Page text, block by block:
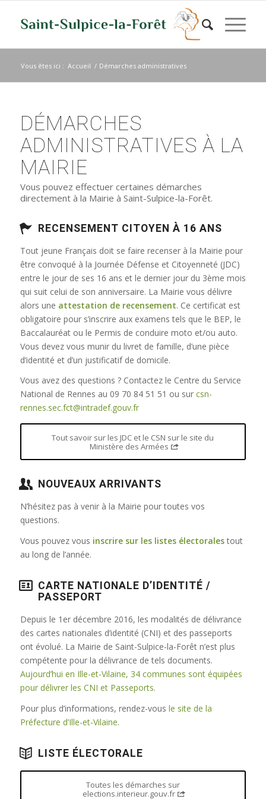
Vous êtes ici : Accueil / Démarches administratives
DÉMARCHES
ADMINISTRATIVES À LA
MAIRIE
Vous pouvez effectuer certaines démarches
directement à la Mairie à Saint-Sulpice-la-Forêt.
RECENSEMENT CITOYEN À 16 ANS
Tout jeune Français doit se faire recenser à la Mairie pour
être convoqué à la Journée Défense et Citoyenneté (JDC)
entre le jour de ses 16 ans et le dernier jour du 3ème mois
qui suit celui de son anniversaire. La Mairie vous délivre
alors une attestation de recensement. Ce certificat est
obligatoire pour s’inscrire aux examens tels que le BEP, le
Baccalauréat ou le Permis de conduire moto et/ou auto.
Vous devez vous munir du livret de famille, d’une pièce
d’identité et d’un justificatif de domicile.
Vous avez des questions ? Contactez le Centre du Service
National de Rennes au 09 70 84 51 51 ou sur csn-
rennes.sec.fct@intradef.gouv.fr
Tout savoir sur les JDC et le CSN sur le site du
Ministère des Armées
NOUVEAUX ARRIVANTS
N’hésitez pas à venir à la Mairie pour toutes vos
questions.
Vous pouvez vous inscrire sur les listes électoralestout
au long de l’année.
CARTE NATIONALE D’IDENTITÉ /
PASSEPORT
Depuis le 1er décembre 2016, les modalités de délivrance
des cartes nationales d’identité (CNI) et des passeports
ont évolué. La Mairie de Saint-Sulpice-la-Forêt n’est plus
compétente pour la délivrance de tels documents.
Aujourd’hui en Ille-et-Vilaine, 34 communes sont équipées
pour délivrer les CNI et Passeports.
Pour plus d’informations, rendez-vous le site de la
Préfecture d’Ille-et-Vilaine.
LISTE ÉLECTORALE
Toutes les démarches sur
elections.interieur.gouv.fr